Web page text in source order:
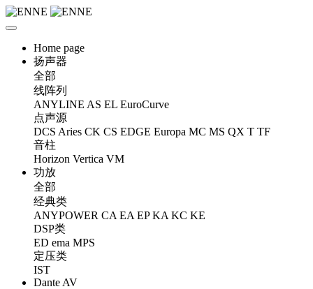
Home page
扬声器
全部
线阵列
ANYLINE AS EL EuroCurve
点声源
DCS Aries CK CS EDGE Europa MC MS QX T TF
音柱
Horizon Vertica VM
功放
全部
经典类
ANYPOWER CA EA EP KA KC KE
DSP类
ED ema MPS
定压类
IST
Dante AV